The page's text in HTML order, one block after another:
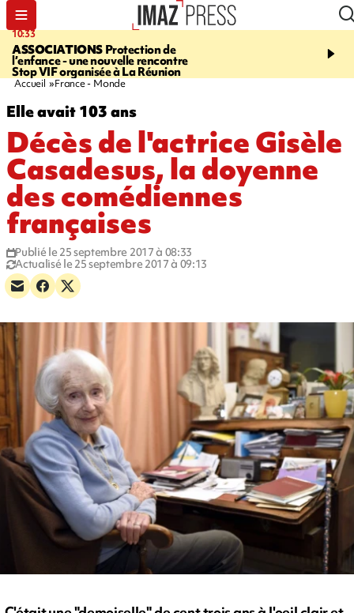
10:33
ASSOCIATIONSProtection de
l’enfance - une nouvelle rencontre
Stop VIF organisée à La Réunion
15:03
Vaste feu
l'ouest du pays, 20.000
Accueil France - Monde
Elle avait 103 ans
Décès de l'actrice Gisèle
Casadesus, la doyenne
des comédiennes
françaises
Publié le 25 septembre 2017 à 08:33
Actualisé le 25 septembre 2017 à 09:13